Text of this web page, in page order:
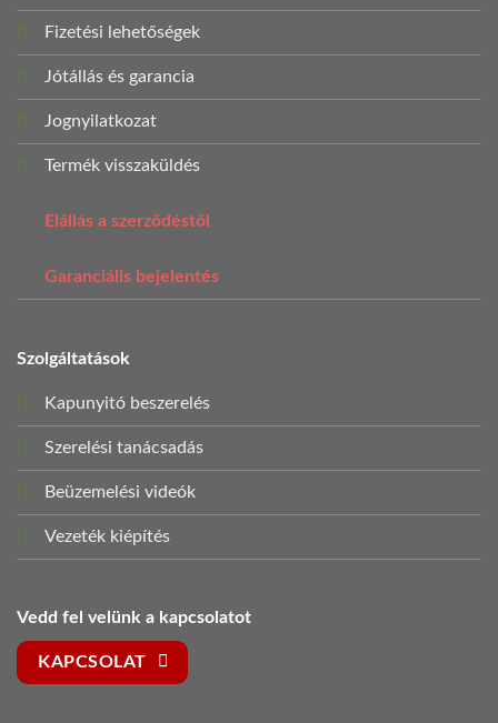
Fizetési lehetőségek
Jótállás és garancia
Jognyilatkozat
Termék visszaküldés
Elállás a szerződéstől
Garanciális bejelentés
Szolgáltatások
Kapunyitó beszerelés
Szerelési tanácsadás
Beüzemelési videók
Vezeték kiépítés
Vedd fel velünk a kapcsolatot
KAPCSOLAT